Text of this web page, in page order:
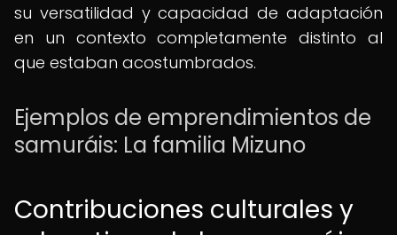
su versatilidad y capacidad de adaptación
en un contexto completamente distinto al
que estaban acostumbrados.
Ejemplos de emprendimientos de
samuráis: La familia Mizuno
Contribuciones culturales y